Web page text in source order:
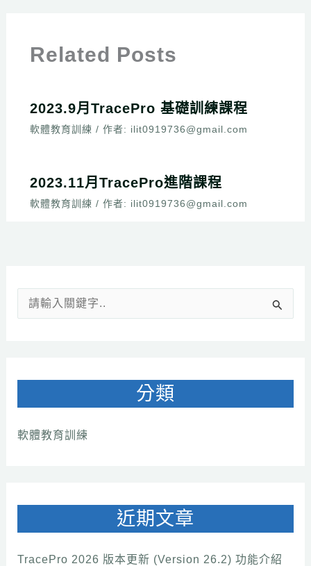
Related Posts
2023.9月TracePro 基礎訓練課程
軟體教育訓練 / 作者: ilit0919736@gmail.com
2023.11月TracePro進階課程
軟體教育訓練 / 作者: ilit0919736@gmail.com
分類
軟體教育訓練
近期文章
TracePro 2026 版本更新 (Version 26.2) 功能介紹